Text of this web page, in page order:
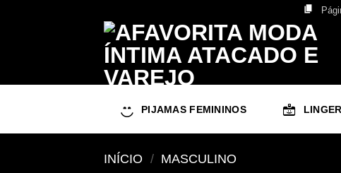
PIJAMAS FEMININOS
INÍCIO / MASCULINO